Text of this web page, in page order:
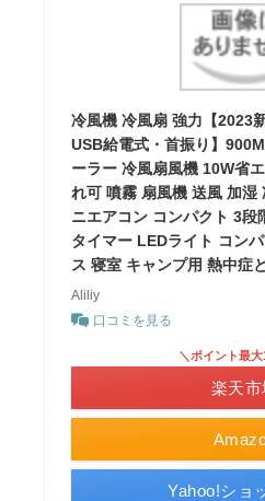
冷風機 冷風扇 強力【2023
USB給電式・首振り】
ーラー 冷風扇風機 10W省
れ可 噴霧 扇風機 送風 加湿
ニエアコン コンパクト 3段
タイマー LEDライト コン
ス 寝室 キャンプ用 熱中症
Aliliy
口コミを見る
＼ポイント最
楽天市
Yahoo!ショ